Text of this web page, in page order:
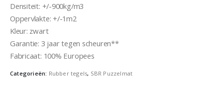
Densiteit: +/-900kg/m3
Oppervlakte: +/-1m2
Kleur: zwart
Garantie: 3 jaar tegen scheuren**
Fabricaat: 100% Europees
Categorieën: Rubber tegels, SBR Puzzelmat